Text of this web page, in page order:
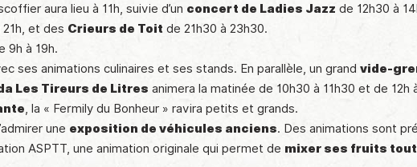
aura lieu à 11h, suivie d’un concert de Ladies Jazz de 12h30 à
21h, et des Crieurs de Toit de 21h30 à 23h30.
9h à 19h.
ses animations culinaires et ses stands. En parallèle, un grand vide-
Les Tireurs de Litres animera la matinée de 10h30 à 11h30 et de
, la « Fermily du Bonheur » ravira petits et grands.
une exposition de véhicules anciens. Des animations sont
ASPTT, une animation originale qui permet de mixer ses fruits